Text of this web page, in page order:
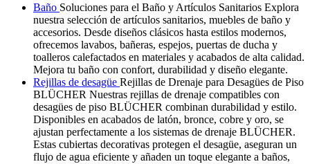
Baño Soluciones para el Baño y Artículos Sanitarios Explora
nuestra selección de artículos sanitarios, muebles de baño y
accesorios. Desde diseños clásicos hasta estilos modernos,
ofrecemos lavabos, bañeras, espejos, puertas de ducha y
toalleros calefactados en materiales y acabados de alta calidad.
Mejora tu baño con confort, durabilidad y diseño elegante.
Rejillas de desagüe Rejillas de Drenaje para Desagües de Piso
BLÜCHER Nuestras rejillas de drenaje compatibles con
desagües de piso BLÜCHER combinan durabilidad y estilo.
Disponibles en acabados de latón, bronce, cobre y oro, se
ajustan perfectamente a los sistemas de drenaje BLÜCHER.
Estas cubiertas decorativas protegen el desagüe, aseguran un
flujo de agua eficiente y añaden un toque elegante a baños,